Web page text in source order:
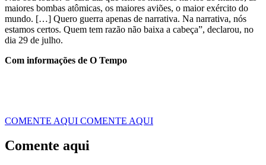
maiores bombas atômicas, os maiores aviões, o maior exército do
mundo. […] Quero guerra apenas de narrativa. Na narrativa, nós
estamos certos. Quem tem razão não baixa a cabeça”, declarou, no
dia 29 de julho.
Com informações de O Tempo
COMENTE AQUI COMENTE AQUI
Comente aqui